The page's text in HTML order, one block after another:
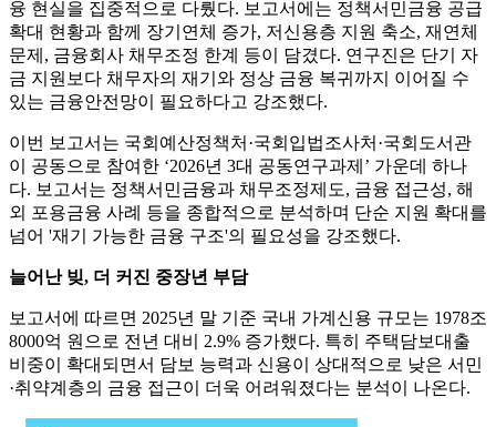
융 현실을 집중적으로 다뤘다. 보고서에는 정책서민금융 공급
확대 현황과 함께 장기연체 증가, 저신용층 지원 축소, 재연체
문제, 금융회사 채무조정 한계 등이 담겼다. 연구진은 단기 자
금 지원보다 채무자의 재기와 정상 금융 복귀까지 이어질 수
있는 금융안전망이 필요하다고 강조했다.
이번 보고서는 국회예산정책처·국회입법조사처·국회도서관
이 공동으로 참여한 ‘2026년 3대 공동연구과제’ 가운데 하나
다. 보고서는 정책서민금융과 채무조정제도, 금융 접근성, 해
외 포용금융 사례 등을 종합적으로 분석하며 단순 지원 확대를
넘어 '재기 가능한 금융 구조'의 필요성을 강조했다.
늘어난 빚, 더 커진 중장년 부담
보고서에 따르면 2025년 말 기준 국내 가계신용 규모는 1978조
8000억 원으로 전년 대비 2.9% 증가했다. 특히 주택담보대출
비중이 확대되면서 담보 능력과 신용이 상대적으로 낮은 서민
·취약계층의 금융 접근이 더욱 어려워졌다는 분석이 나온다.